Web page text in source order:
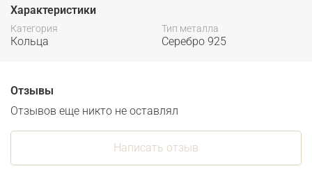
Характеристики
Категория
Кольца
Тип металла
Серебро 925
Отзывы
Отзывов еще никто не оставлял
Написать отзыв